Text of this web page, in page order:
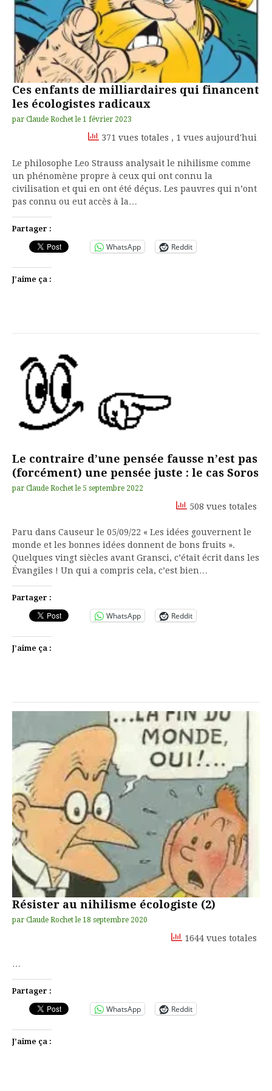
Ces enfants de milliardaires qui financent
les écologistes radicaux
par Claude Rochet le 1 février 2023
371 vues totales , 1 vues aujourd'hui
Le philosophe Leo Strauss analysait le nihilisme comme
un phénomène propre à ceux qui ont connu la
civilisation et qui en ont été déçus. Les pauvres qui n’ont
pas connu ou eut accès à la…
Partager :
WhatsApp Reddit
J’aime ça :
Le contraire d’une pensée fausse n’est pas
(forcément) une pensée juste : le cas Soros
par Claude Rochet le 5 septembre 2022
508 vues totales
Paru dans Causeur le 05/09/22 « Les idées gouvernent le
monde et les bonnes idées donnent de bons fruits ».
Quelques vingt siècles avant Gransci, c’était écrit dans les
Évangiles ! Un qui a compris cela, c’est bien…
Partager :
WhatsApp Reddit
J’aime ça :
Résister au nihilisme écologiste (2)
par Claude Rochet le 18 septembre 2020
1644 vues totales
…
Partager :
WhatsApp Reddit
J’aime ça :